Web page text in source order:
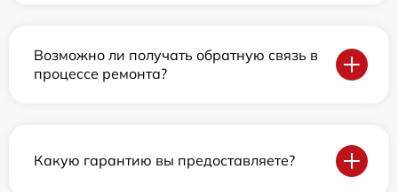
Возможно ли получать обратную связь в
процессе ремонта?
Какую гарантию вы предоставляете?